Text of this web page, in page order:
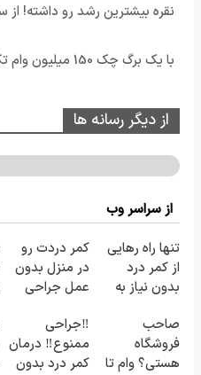
نقره بیشترین رشد رو داشته!
با یک برگ چک 150 میلیون وام تکنولایف بگیر
از دیگر رسانه ها
از سراسر وب
تنها راه رهایی
از کمر درد
بدون نیاز به
(◂پرسش‌نامه)
کمر دردت رو
در منزل بدون
عمل جراحی
پرسش‌نامه ▶
صاحب
فروشگاه
هستی؟ وام تا
‼️جراحی
ممنوع‼️ درمان
کمر درد بدون